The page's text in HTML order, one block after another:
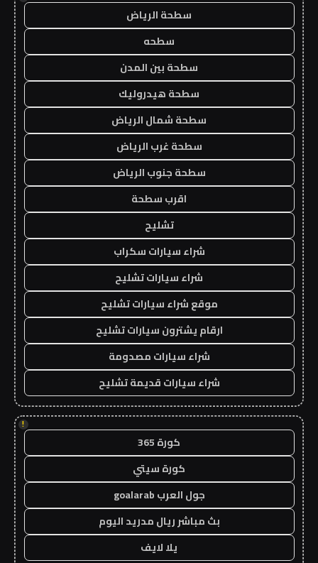
سطحة الرياض
سطحه
سطحة بين المدن
سطحة هيدروليك
سطحة شمال الرياض
سطحة غرب الرياض
سطحة جنوب الرياض
اقرب سطحة
تشليح
شراء سيارات سكراب
شراء سيارات تشليح
موقع شراء سيارات تشليح
ارقام يشترون سيارات تشليح
شراء سيارات مصدومة
شراء سيارات قديمة تشليح
!
كورة 365
كورة سيتي
جول العرب goalarab
بث مباشر ريال مدريد اليوم
يلا لايف